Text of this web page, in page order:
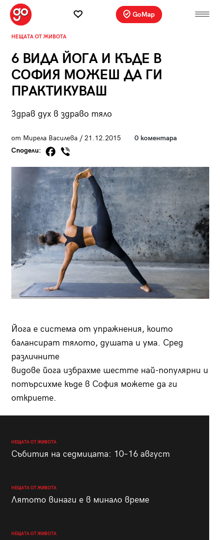
GoMap
НЕЩАТА ОТ ЖИВОТА
6 ВИДА ЙОГА И КЪДЕ В
СОФИЯ МОЖЕШ ДА ГИ
ПРАКТИКУВАШ
Здрав дух в здраво тяло
от Мирела Василева / 21.12.2015
0 коментара
Сподели:
Йога е система от упражнения, които
балансират тялото, душата и ума. Сред
различните
видове йога избрахме шестте най-популярни и
потърсихме къде в София можете да ги
откриете.
НЕЩАТА ОТ ЖИВОТА
Събития на седмицата: 10–16 август
НЕЩАТА ОТ ЖИВОТА
Лятото винаги е в минало време
НЕЩАТА ОТ ЖИВОТА